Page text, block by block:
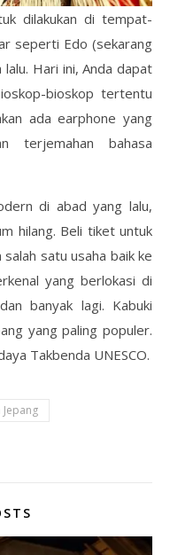
dilakukan di tempat-
seperti Edo (sekarang
Hari ini, Anda dapat
bioskop tertentu
ada earphone yang
terjemahan bahasa
di abad yang lalu,
hilang. Beli tiket untuk
satu usaha baik ke
yang berlokasi di
banyak lagi. Kabuki
yang paling populer.
Takbenda UNESCO.